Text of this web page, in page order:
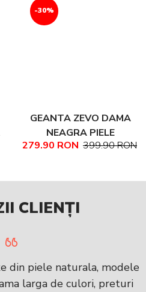
-30%
GEANTA ZEVO DAMA
NEAGRA PIELE
NATURALA TEXTURATA
279.90 RON 399.90 RON
CLIENȚI
din piele naturala, modele
larga de culori, preturi